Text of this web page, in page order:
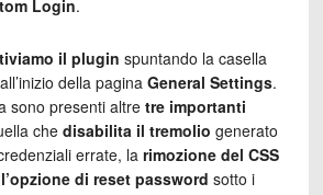
Login.
il plugin spuntando la casella
della pagina General Settings.
sono presenti altre tre importanti
che disabilita il tremolio generato
errate, la rimozione del CSS
di reset password sotto i